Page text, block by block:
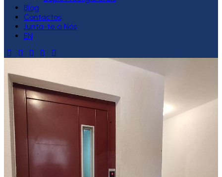
Blog
Contactos
Junta-te a Nós
EN